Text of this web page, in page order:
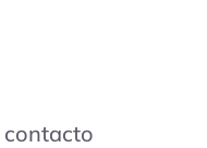
contacto